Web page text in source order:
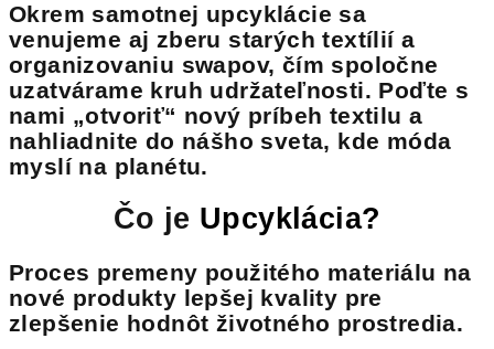
Okrem samotnej upcyklácie sa
venujeme aj zberu starých textílií a
organizovaniu swapov, čím spoločne
uzatvárame kruh udržateľnosti. Poďte s
nami „otvoriť“ nový príbeh textilu a
nahliadnite do nášho sveta, kde móda
myslí na planétu.
Čo je Upcyklácia?
Proces premeny použitého materiálu na
nové produkty lepšej kvality pre
zlepšenie hodnôt životného prostredia.